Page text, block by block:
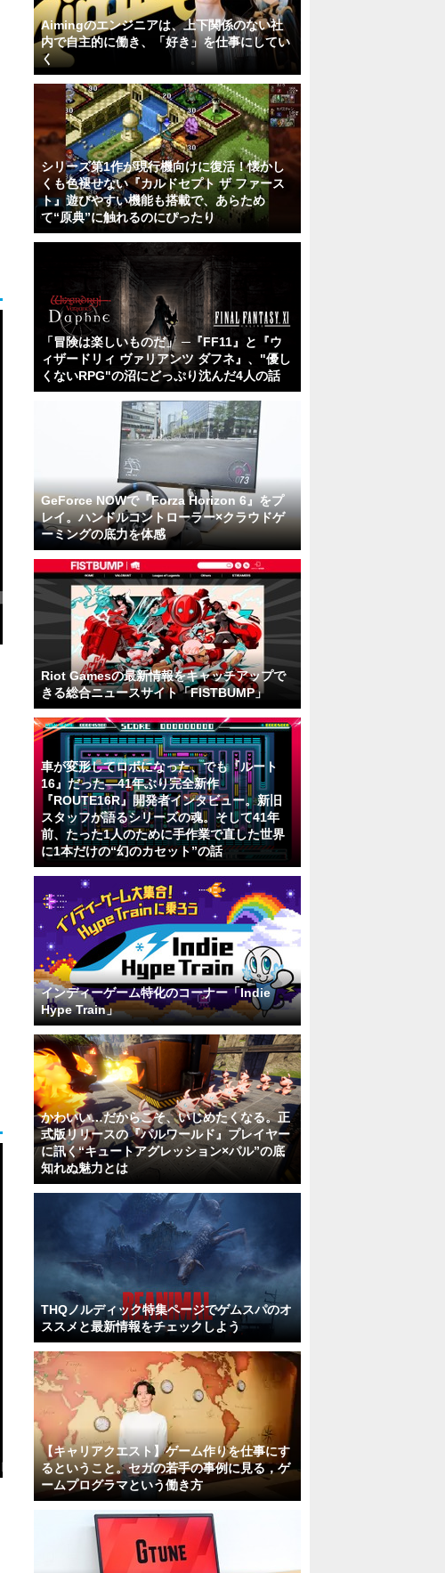
Aimingのエンジニアは、上下関係のない社
内で自主的に働き、「好き」を仕事にしてい
く
シリーズ第1作が現行機向けに復活！懐かし
くも色褪せない『カルドセプト ザ ファース
ト』遊びやすい機能も搭載で、あらため
て“原典”に触れるのにぴったり
「冒険は楽しいものだ」 ─『FF11』と『ウ
ィザードリィ ヴァリアンツ ダフネ』、"優し
くないRPG"の沼にどっぷり沈んだ4人の話
GeForce NOWで『Forza Horizon 6』をプ
レイ。ハンドルコントローラー×クラウドゲ
ーミングの底力を体感
Riot Gamesの最新情報をキャッチアップで
きる総合ニュースサイト「FISTBUMP」
車が変形してロボになった、でも『ルート
16』だった―41年ぶり完全新作
『ROUTE16R』開発者インタビュー。新旧
スタッフが語るシリーズの魂。そして41年
前、たった1人のために手作業で直した世界
に1本だけの“幻のカセット”の話
インディーゲーム特化のコーナー「Indie
Hype Train」
かわいい…だからこそ、いじめたくなる。正
式版リリースの『パルワールド』プレイヤー
に訊く“キュートアグレッション×パル”の底
知れぬ魅力とは
THQノルディック特集ページでゲムスパのオ
ススメと最新情報をチェックしよう
【キャリアクエスト】ゲーム作りを仕事にす
るということ。セガの若手の事例に見る，ゲ
ームプログラマという働き方